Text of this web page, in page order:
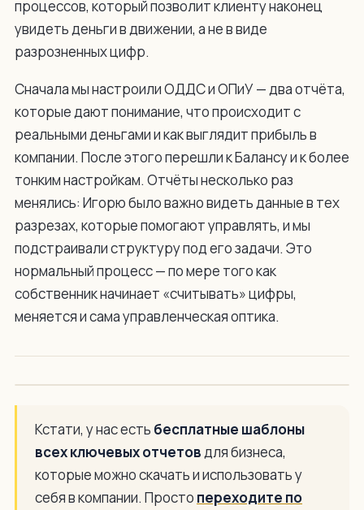
процессов, который позволит клиенту наконец
увидеть деньги в движении, а не в виде
разрозненных цифр.
Сначала мы настроили ОДДС и ОПиУ — два отчёта,
которые дают понимание, что происходит с
реальными деньгами и как выглядит прибыль в
компании. После этого перешли к Балансу и к более
тонким настройкам. Отчёты несколько раз
менялись: Игорю было важно видеть данные в тех
разрезах, которые помогают управлять, и мы
подстраивали структуру под его задачи. Это
нормальный процесс — по мере того как
собственник начинает «считывать» цифры,
меняется и сама управленческая оптика.
Кстати, у нас есть бесплатные шаблоны
всех ключевых отчетовдля бизнеса,
которые можно скачать и использовать у
себя в компании. Просто переходите по